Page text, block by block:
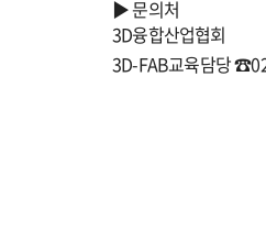
▶문의처
3D융합산업협회
3D-FAB교육담당☎